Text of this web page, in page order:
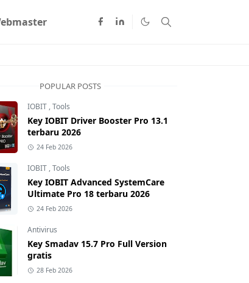
POPULAR POSTS
IOBIT ,Tools
Key IOBIT Driver Booster Pro 13.1
terbaru 2026
24 Feb 2026
IOBIT ,Tools
Key IOBIT Advanced SystemCare
Ultimate Pro 18 terbaru 2026
24 Feb 2026
Antivirus
Key Smadav 15.7 Pro Full Version
gratis
28 Feb 2026